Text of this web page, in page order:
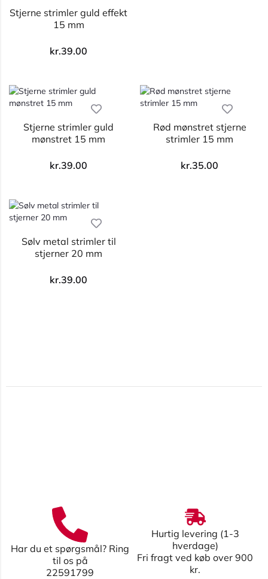
Stjerne strimler guld effekt
15 mm
kr.39.00
Stjerne strimler guld
mønstret 15 mm
kr.39.00
Rød mønstret stjerne
strimler 15 mm
kr.35.00
Sølv metal strimler til
stjerner 20 mm
kr.39.00
Har du et spørgsmål? Ring
til os på
22591799
Hurtig levering (1-3
hverdage)
Fri fragt ved køb over 900
kr.